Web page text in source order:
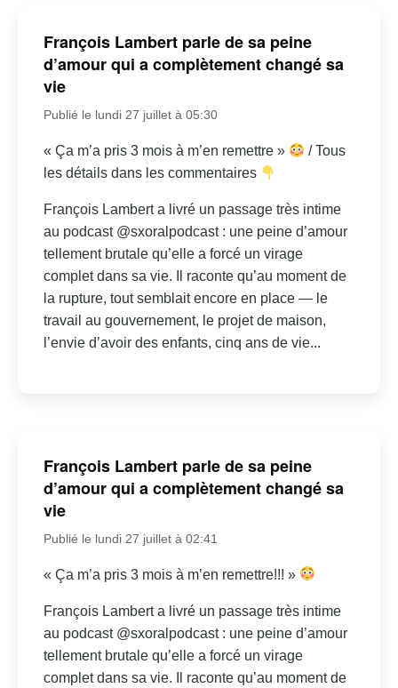
François Lambert parle de sa peine
d’amour qui a complètement changé sa
vie
Publié le lundi 27 juillet à 05:30
« Ça m’a pris 3 mois à m’en remettre »
/ Tous
les détails dans les commentaires
François Lambert a livré un passage très intime
au podcast @sxoralpodcast : une peine d’amour
tellement brutale qu’elle a forcé un virage
complet dans sa vie. Il raconte qu’au moment de
la rupture, tout semblait encore en place — le
travail au gouvernement, le projet de maison,
l’envie d’avoir des enfants, cinq ans de vie...
François Lambert parle de sa peine
d’amour qui a complètement changé sa
vie
Publié le lundi 27 juillet à 02:41
« Ça m’a pris 3 mois à m’en remettre!!! »
François Lambert a livré un passage très intime
au podcast @sxoralpodcast : une peine d’amour
tellement brutale qu’elle a forcé un virage
complet dans sa vie. Il raconte qu’au moment de